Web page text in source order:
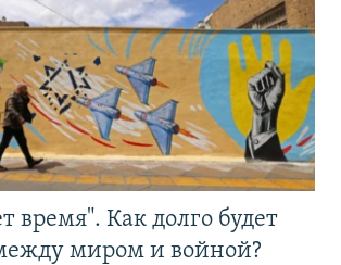
время". Как долго будет
миром и войной?